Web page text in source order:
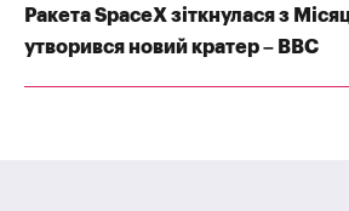
Ракета SpaceX зіткнулася з
утворився новий кратер – BBC